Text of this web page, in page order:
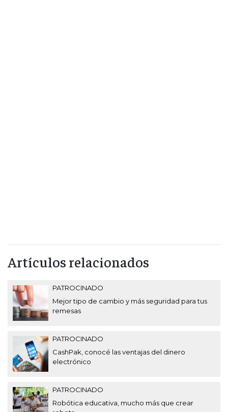
Artículos relacionados
PATROCINADO
Mejor tipo de cambio y más seguridad para tus
remesas
PATROCINADO
CashPak, conocé las ventajas del dinero
electrónico
PATROCINADO
Robótica educativa, mucho más que crear